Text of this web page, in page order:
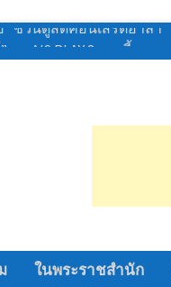
มาธิการการท่องเที่ยว เปิด
ศักยภาพอาสาสมัครท่อง
ชาดอำเภอด่านช้าง จัด
รมหกรรมดนตรีเด็ก
ในพระราชสำนัก